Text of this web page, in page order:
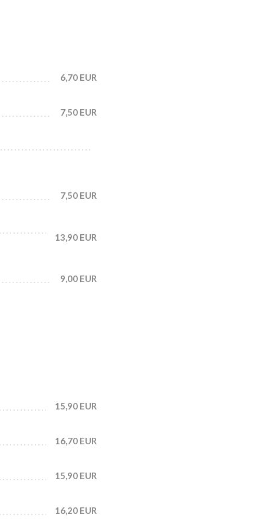
6,70 EUR
7,50 EUR
7,50 EUR
13,90 EUR
9,00 EUR
15,90 EUR
16,70 EUR
15,90 EUR
16,20 EUR